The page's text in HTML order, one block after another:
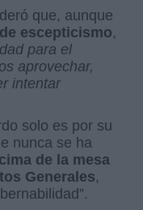
que, aunque
escepticismo,
para el
aprovechar,
intentar
solo es por su
nunca se ha
de la mesa
Generales,